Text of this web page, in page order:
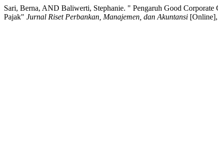
Sari, Berna, AND Baliwerti, Stephanie. " Pengaruh Good
Pajak" Jurnal Riset Perbankan, Manajemen, dan Akuntansi